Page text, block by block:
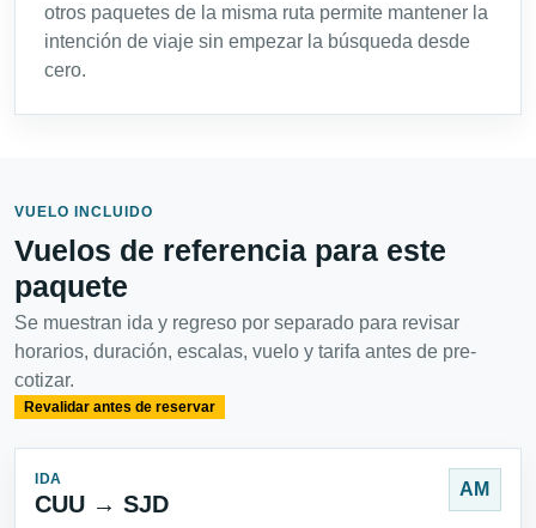
otros paquetes de la misma ruta permite mantener la
intención de viaje sin empezar la búsqueda desde
cero.
VUELO INCLUIDO
Vuelos de referencia para este
paquete
Se muestran ida y regreso por separado para revisar
horarios, duración, escalas, vuelo y tarifa antes de pre-
cotizar.
Revalidar antes de reservar
IDA
CUU → SJD
AM